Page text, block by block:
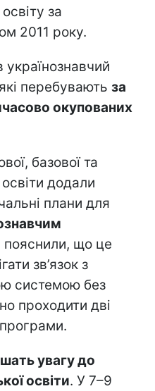
за
2011 року.
перебувають за
окупованих
базової та
додали
плани для
що це
зв’язок з
системою без
проходити дві
увагу до
освіти. У 7–9